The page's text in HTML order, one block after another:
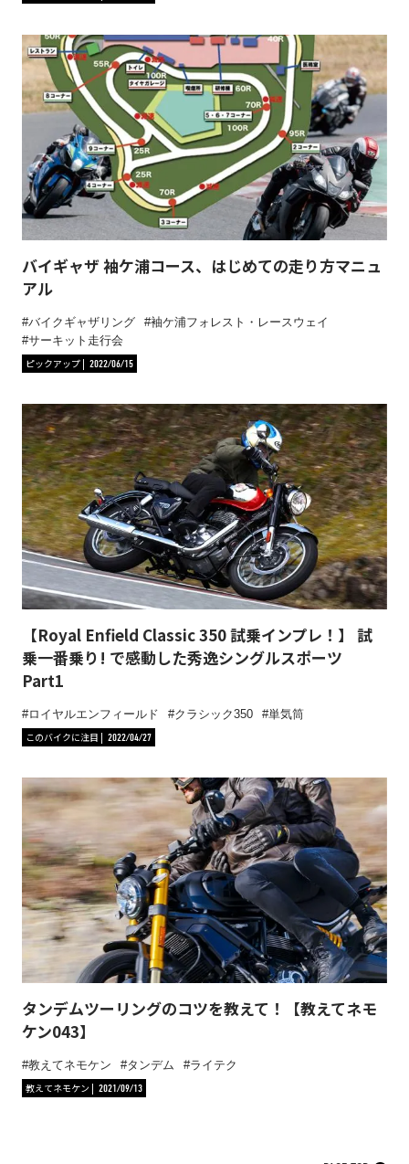
バイギャザ 袖ケ浦コース、はじめての走り方マニュ
アル
バイクギャザリング
袖ケ浦フォレスト・レースウェイ
サーキット走行会
ピックアップ
2022/06/15
【Royal Enfield Classic 350 試乗インプレ！】 試
乗一番乗り! で感動した秀逸シングルスポーツ
Part1
ロイヤルエンフィールド クラシック350
単気筒
このバイクに注目
2022/04/27
タンデムツーリングのコツを教えて！【教えてネモ
ケン043】
教えてネモケン タンデム
ライテク
教えてネモケン
2021/09/13